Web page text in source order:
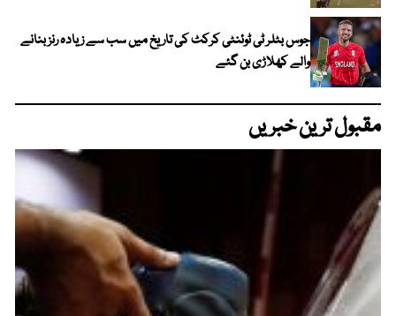
جوس بٹلر ٹی ٹوئنٹی کرکٹ کی تاریخ میں سب سے زیادہ رنز بنانے
والے کھلاڑی بن گئے
مقبول ترین خبریں